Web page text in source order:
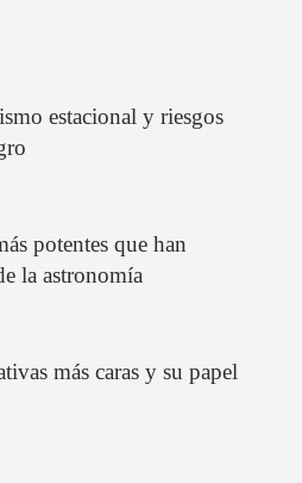
estacional y riesgos
potentes que han
la astronomía
más caras y su papel